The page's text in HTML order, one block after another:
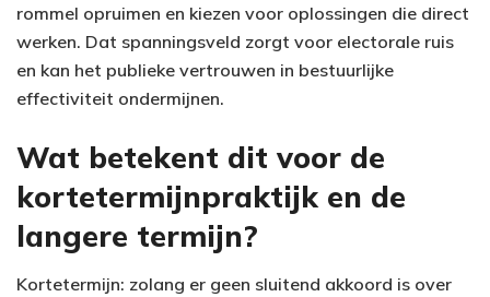
rommel opruimen en kiezen voor oplossingen die direct
werken. Dat spanningsveld zorgt voor electorale ruis
en kan het publieke vertrouwen in bestuurlijke
effectiviteit ondermijnen.
Wat betekent dit voor de
kortetermijnpraktijk en de
langere termijn?
Kortetermijn: zolang er geen sluitend akkoord is over